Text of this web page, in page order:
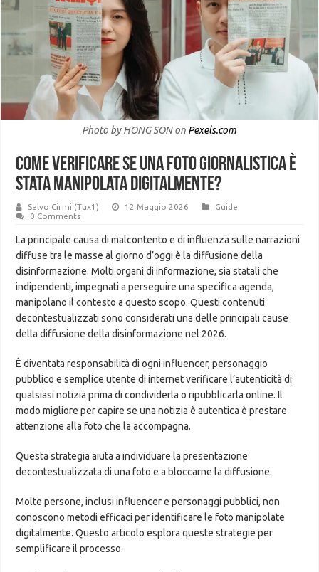
Photo by HONG SON on Pexels.com
Come verificare se una foto giornalistica è
stata manipolata digitalmente?
Salvo Cirmi (Tux1) 12 Maggio 2026
Guide
0 Comments
La principale causa di malcontento e di influenza sulle narrazioni
diffuse tra le masse al giorno d’oggi è la diffusione della
disinformazione. Molti organi di informazione, sia statali che
indipendenti, impegnati a perseguire una specifica agenda,
manipolano il contesto a questo scopo. Questi contenuti
decontestualizzati sono considerati una delle principali cause
della diffusione della disinformazione nel 2026.
È diventata responsabilità di ogni influencer, personaggio
pubblico e semplice utente di internet verificare l’autenticità di
qualsiasi notizia prima di condividerla o ripubblicarla online. Il
modo migliore per capire se una notizia è autentica è prestare
attenzione alla foto che la accompagna.
Questa strategia aiuta a individuare la presentazione
decontestualizzata di una foto e a bloccarne la diffusione.
Molte persone, inclusi influencer e personaggi pubblici, non
conoscono metodi efficaci per identificare le foto manipolate
digitalmente. Questo articolo esplora queste strategie per
semplificare il processo.